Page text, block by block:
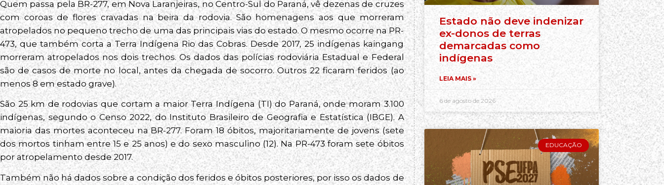
Quem passa pela BR-277, em Nova Laranjeiras, no Centro-Sul do Paraná, vê dezenas de cruzes
com coroas de flores cravadas na beira da rodovia. São homenagens aos que morreram
atropelados no pequeno trecho de uma das principais vias do estado. O mesmo ocorre na PR-
473, que também corta a Terra Indígena Rio das Cobras. Desde 2017, 25 indígenas kaingang
morreram atropelados nos dois trechos. Os dados das polícias rodoviária Estadual e Federal
são de casos de morte no local, antes da chegada de socorro. Outros 22 ficaram feridos (ao
menos 8 em estado grave).
São 25 km de rodovias que cortam a maior Terra Indígena (TI) do Paraná, onde moram 3.100
indígenas, segundo o Censo 2022, do Instituto Brasileiro de Geografia e Estatística (IBGE). A
maioria das mortes aconteceu na BR-277. Foram 18 óbitos, majoritariamente de jovens (sete
dos mortos tinham entre 15 e 25 anos) e do sexo masculino (12). Na PR-473 foram sete óbitos
por atropelamento desde 2017.
Também não há dados sobre a condição dos feridos e óbitos posteriores, por isso os dados de
Estado não deve indenizar
ex-donos de terras
demarcadas como
indígenas
LEIA MAIS »
6 de agosto de 2026
EDUCAÇÃO